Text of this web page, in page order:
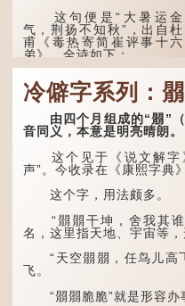
这句便是“大暑运金
气，荆扬不知秋”，出自杜
甫《毒热寄简崔评事十六
弟》，全诗如下：
大暑运金气，荆扬不知
秋。
林下有塌翼，水中无行
舟。
五行当中“金”对应秋
季，代表凉爽肃杀之
气。“运”是“运行”，描写大
暑的酷热阻碍了金气的流
“荆扬”指荆州（湖北）
和扬州（江苏），泛指长江
中下游地区，“...
冷僻字系列：朤
由四个月组成的“朤”（
音同义，本意是明亮晴朗。
这个见于《说文解字
声”。今收录在《康熙字典》
这个字，用法颇多。
“朤朤干坤，舍我其谁
名，这里指天地、宇宙等
“天空朤朤，任鸟儿高
飞。
“朤朤脆脆”就是形容办